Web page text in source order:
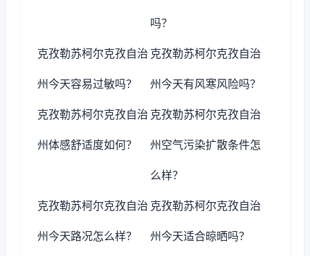
吗？
克孜勒苏柯尔克孜自治
州今天容易过敏吗？
克孜勒苏柯尔克孜自治
州今天有风寒风险吗？
克孜勒苏柯尔克孜自治
州体感舒适度如何？
克孜勒苏柯尔克孜自治
州空气污染扩散条件怎
么样？
克孜勒苏柯尔克孜自治
州今天路况怎么样？
克孜勒苏柯尔克孜自治
州今天适合晾晒吗？